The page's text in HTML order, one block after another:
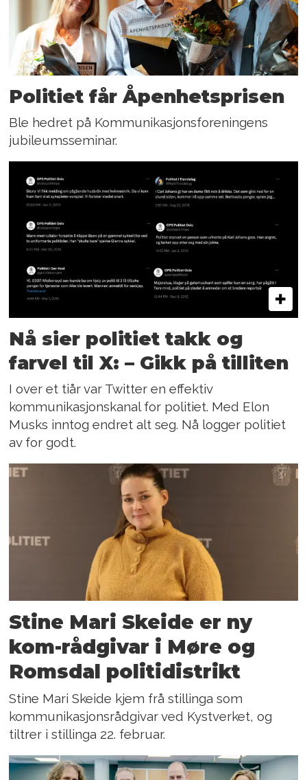
Politiet får Åpenhetsprisen
Ble hedret på Kommunikasjonsforeningens
jubileumsseminar.
Nå sier politiet takk og
farvel til X: – Gikk på tilliten
I over et tiår var Twitter en effektiv
kommunikasjonskanal for politiet. Med Elon
Musks inntog endret alt seg. Nå logger politiet
av for godt.
Stine Mari Skeide er ny
kom-rådgivar i Møre og
Romsdal politidistrikt
Stine Mari Skeide kjem frå stillinga som
kommunikasjonsrådgivar ved Kystverket, og
tiltrer i stillinga 22. februar.